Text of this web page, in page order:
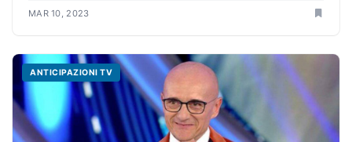
MAR 10, 2023
ANTICIPAZIONI TV